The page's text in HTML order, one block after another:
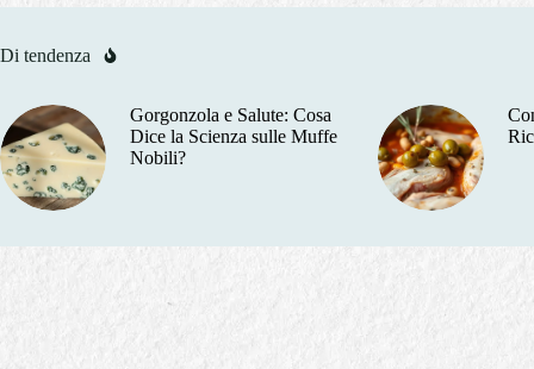
Di tendenza
Gorgonzola e Salute: Cosa
Dice la Scienza sulle Muffe
Nobili?